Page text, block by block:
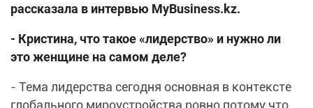
рассказала в интервью MyBusiness.kz.
- Кристина, что такое «лидерство» и нужно ли
это женщине на самом деле?
- Тема лидерства сегодня основная в контексте
глобального мироустройства ровно потому что